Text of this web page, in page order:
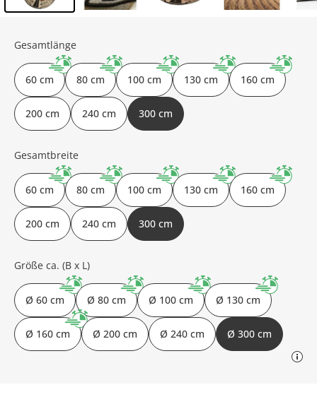
Gesamtlänge
60 cm 80 cm 100 cm 130 cm 160 cm
200 cm 240 cm 300 cm
Gesamtbreite
60 cm 80 cm 100 cm 130 cm 160 cm
200 cm 240 cm 300 cm
Größe ca. (B x L)
Ø 60 cm Ø 80 cm Ø 100 cm Ø 130 cm
Ø 160 cm Ø 200 cm Ø 240 cm Ø 300 cm